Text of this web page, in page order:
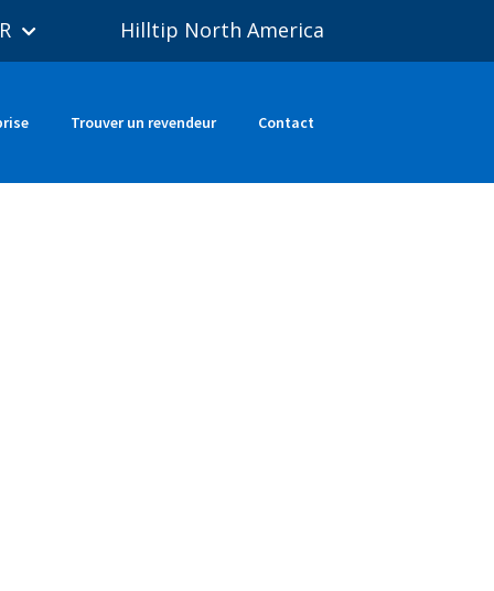
Hilltip North America
Trouver un revendeur Contact